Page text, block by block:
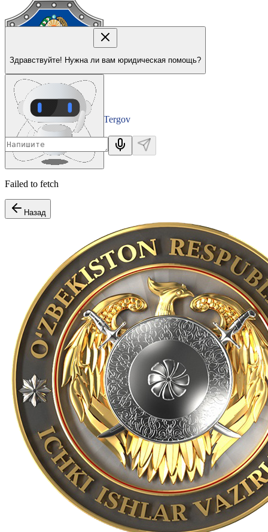
Tergov
Departamenti
Здравствуйте! Нужна ли вам юридическая помощь?
Failed to fetch
Назад